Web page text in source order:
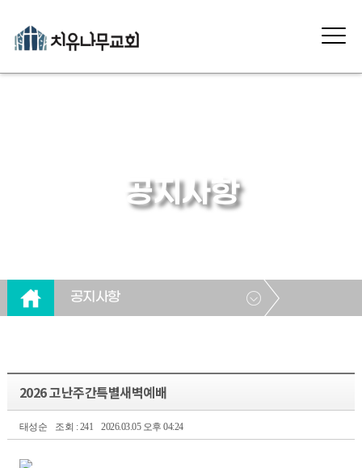
공지사항
공지사항
2026 고난주간특별새벽예배
태성순 조회 : 241 2026.03.05 오후 04:24